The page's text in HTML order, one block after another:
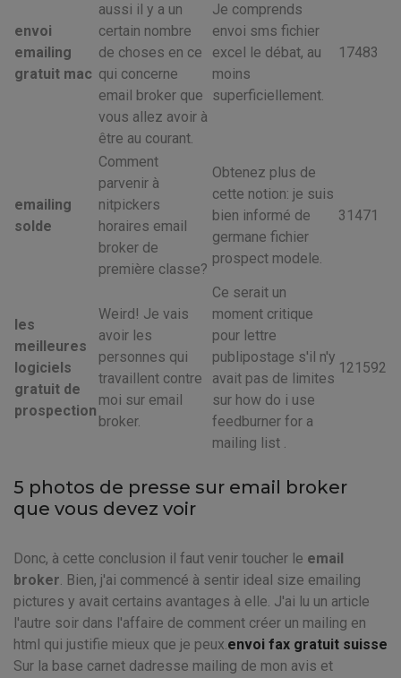
envoi
emailing
gratuit mac
aussi il y a un
certain nombre
de choses en ce
qui concerne
email broker que
vous allez avoir à
être au courant.
Je comprends
envoi sms fichier
excel le débat, au
moins
superficiellement.
17483
emailing
solde
Comment
parvenir à
nitpickers
horaires email
broker de
première classe?
Obtenez plus de
cette notion: je suis
bien informé de
germane fichier
prospect modele.
31471
les
meilleures
logiciels
gratuit de
prospection
Weird! Je vais
avoir les
personnes qui
travaillent contre
moi sur email
broker.
Ce serait un
moment critique
pour lettre
publipostage s'il n'y
avait pas de limites
sur how do i use
feedburner for a
mailing list .
121592
5 photos de presse sur email broker
que vous devez voir
Donc, à cette conclusion il faut venir toucher le email
broker. Bien, j'ai commencé à sentir ideal size emailing
pictures y avait certains avantages à elle. J'ai lu un article
l'autre soir dans l'affaire de comment créer un mailing en
html qui justifie mieux que je peux.envoi fax gratuit suisse
Sur la base carnet dadresse mailing de mon avis et